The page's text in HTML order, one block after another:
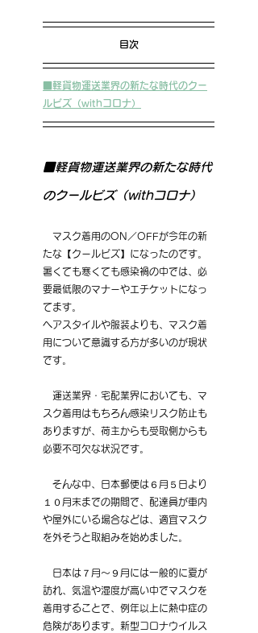
目次
■軽貨物運送業界の新たな時代のクー
ルビズ（withコロナ）
■軽貨物運送業界の新たな時代
のクールビズ（withコロナ）
マスク着用のON／OFFが今年の新
たな【クールビズ】になったのです。
暑くても寒くても感染禍の中では、必
要最低限のマナーやエチケットになっ
てます。
ヘアスタイルや服装よりも、マスク着
用について意識する方が多いのが現状
です。
運送業界・宅配業界においても、マ
スク着用はもちろん感染リスク防止も
ありますが、荷主からも受取側からも
必要不可欠な状況です。
そんな中、日本郵便は６月５日より
１０月末までの期間で、配達員が車内
や屋外にいる場合などは、適宜マスク
を外そうと取組みを始めました。
日本は７月〜９月には一般的に夏が
訪れ、気温や湿度が高い中でマスクを
着用することで、例年以上に熱中症の
危険があります。新型コロナウイルス